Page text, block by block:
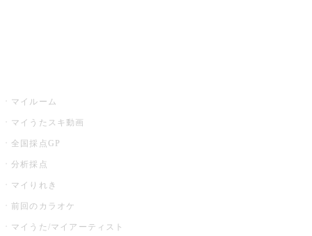
マイルーム
マイうたスキ動画
全国採点GP
分析採点
マイりれき
前回のカラオケ
マイうた/マイアーティスト